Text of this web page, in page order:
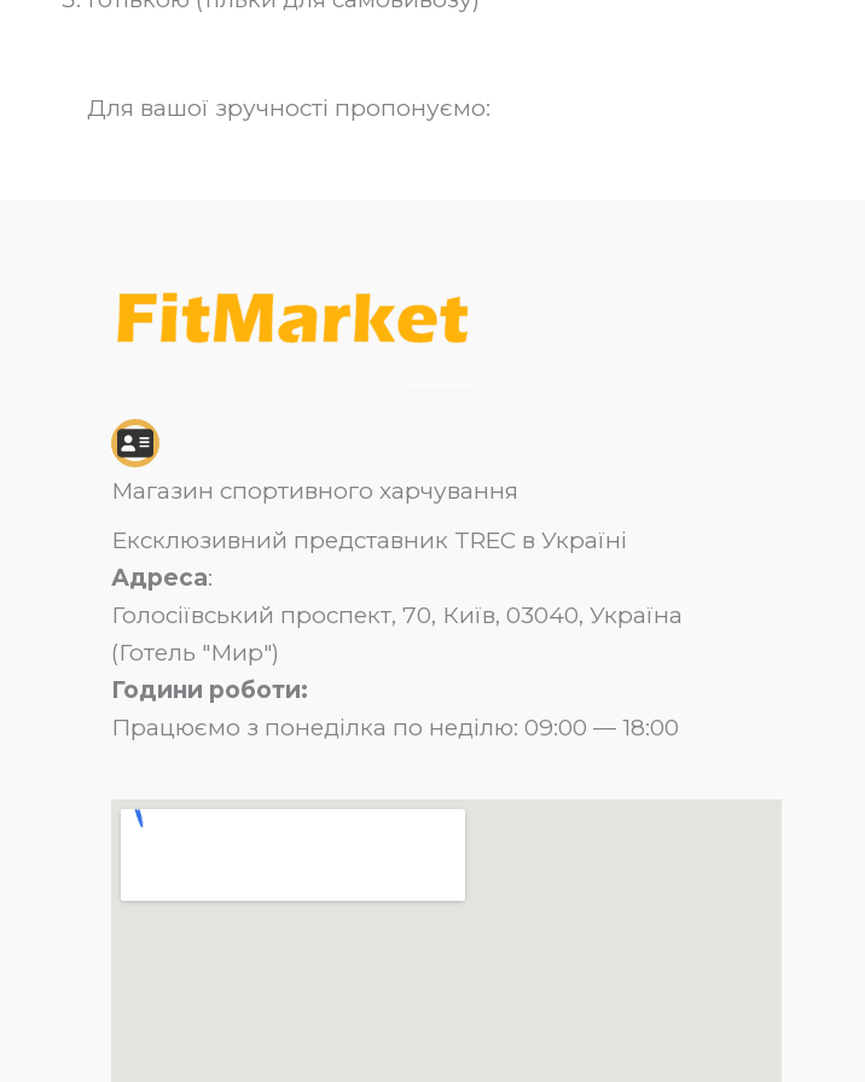
Для вашої зручності пропонуємо:
Магазин спортивного харчування
Ексклюзивний представник TREC в Україні
Адреса:
Голосіївський проспект, 70, Київ, 03040, Україна
(Готель "Мир")
Години роботи:
Працюємо з понеділка по неділю: 09:00 — 18:00